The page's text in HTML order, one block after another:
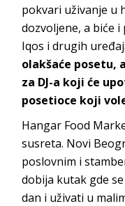
pokvari uživanje u
dozvoljene, a biće
Iqos i drugih
olakšaće posetu,
za DJ-a koji će
posetioce koji
Hangar Food
susreta. Novi
poslovnim i
dobija kutak gde
dan i uživati u